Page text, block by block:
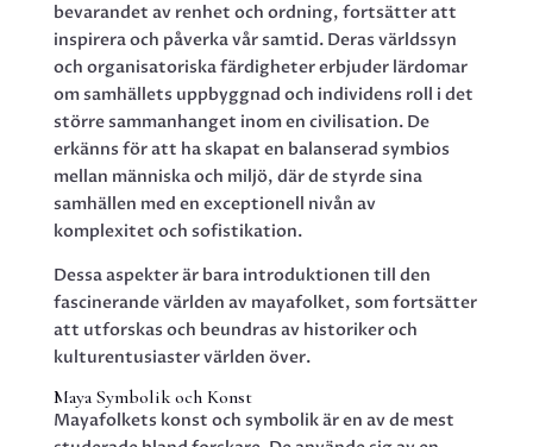
bevarandet av renhet och ordning, fortsätter att
inspirera och påverka vår samtid. Deras världssyn
och organisatoriska färdigheter erbjuder lärdomar
om samhällets uppbyggnad och individens roll i det
större sammanhanget inom en civilisation. De
erkänns för att ha skapat en balanserad symbios
mellan människa och miljö, där de styrde sina
samhällen med en exceptionell nivån av
komplexitet och sofistikation.
Dessa aspekter är bara introduktionen till den
fascinerande världen av mayafolket, som fortsätter
att utforskas och beundras av historiker och
kulturentusiaster världen över.
Maya Symbolik och Konst
Mayafolkets konst och symbolik är en av de mest